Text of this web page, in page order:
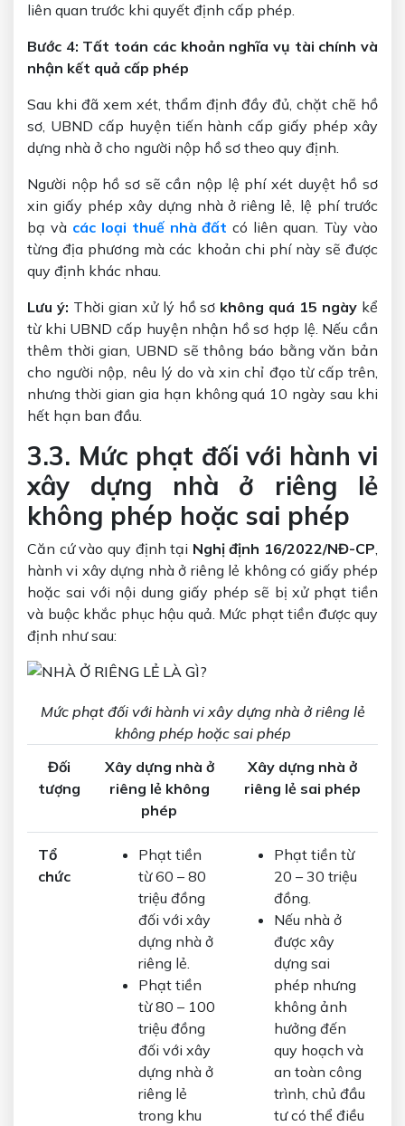
liên quan trước khi quyết định cấp phép.
Bước 4: Tất toán các khoản nghĩa vụ tài chính và
nhận kết quả cấp phép
Sau khi đã xem xét, thẩm định đầy đủ, chặt chẽ hồ
sơ, UBND cấp huyện tiến hành cấp giấy phép xây
dựng nhà ở cho người nộp hồ sơ theo quy định.
Người nộp hồ sơ sẽ cần nộp lệ phí xét duyệt hồ sơ
xin giấy phép xây dựng nhà ở riêng lẻ, lệ phí trước
bạ và các loại thuế nhà đất có liên quan. Tùy vào
từng địa phương mà các khoản chi phí này sẽ được
quy định khác nhau.
Lưu ý: Thời gian xử lý hồ sơ không quá 15 ngày kể
từ khi UBND cấp huyện nhận hồ sơ hợp lệ. Nếu cần
thêm thời gian, UBND sẽ thông báo bằng văn bản
cho người nộp, nêu lý do và xin chỉ đạo từ cấp trên,
nhưng thời gian gia hạn không quá 10 ngày sau khi
hết hạn ban đầu.
3.3. Mức phạt đối với hành vi
xây dựng nhà ở riêng lẻ
không phép hoặc sai phép
Căn cứ vào quy định tại Nghị định 16/2022/NĐ-CP,
hành vi xây dựng nhà ở riêng lẻ không có giấy phép
hoặc sai với nội dung giấy phép sẽ bị xử phạt tiền
và buộc khắc phục hậu quả. Mức phạt tiền được quy
định như sau:
Mức phạt đối với hành vi xây dựng nhà ở riêng lẻ
không phép hoặc sai phép
Đối
tượng
Xây dựng nhà ở
riêng lẻ không
phép
Xây dựng nhà ở
riêng lẻ sai phép
Tổ
chức
Phạt tiền
từ 60 – 80
triệu đồng
đối với xây
dựng nhà ở
riêng lẻ.
Phạt tiền
từ 80 – 100
triệu đồng
đối với xây
dựng nhà ở
riêng lẻ
trong khu
Phạt tiền từ
20 – 30 triệu
đồng.
Nếu nhà ở
được xây
dựng sai
phép nhưng
không ảnh
hưởng đến
quy hoạch và
an toàn công
trình, chủ đầu
tư có thể điều